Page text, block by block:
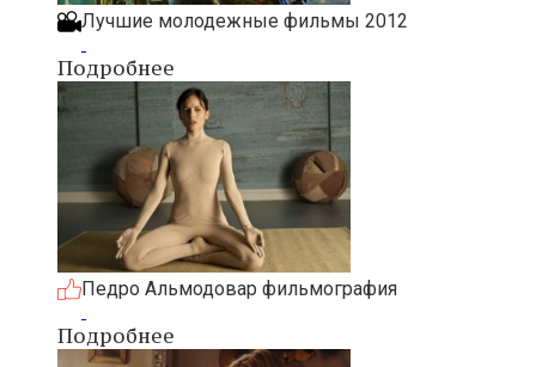
Лучшие молодежные фильмы 2012
Подробнее
Педро Альмодовар фильмография
Подробнее